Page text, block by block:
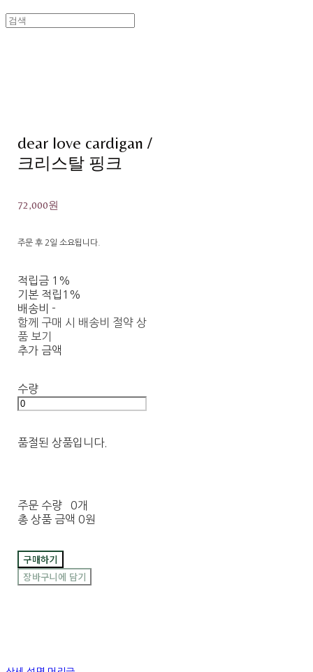
dear love cardigan /
크리스탈 핑크
72,000원
주문 후 2일 소요됩니다.
적립금 1%
기본 적립 1%
배송비 -
함께 구매 시 배송비 절약 상
품 보기
추가 금액
수량
품절된 상품입니다.
주문 수량
0개
총 상품 금액 0원
구매하기
장바구니에 담기